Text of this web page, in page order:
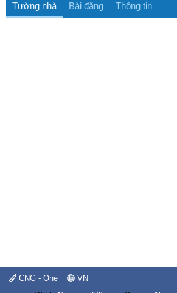
Tường nhà Bài đăng Thông tin
CNG - One VN